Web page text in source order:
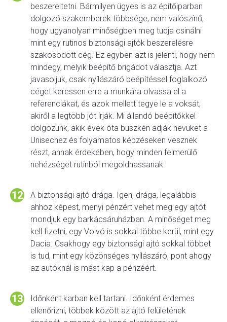
beszereltetni. Bármilyen ügyes is az építőiparban
dolgozó szakemberek többsége, nem valószínű,
hogy ugyanolyan minőségben meg tudja csinálni
mint egy rutinos biztonsági ajtók beszerelésre
szakosodott cég. Ez egyben azt is jelenti, hogy nem
mindegy, melyik beépítő brigádot választja. Azt
javasoljuk, csak nyílászáró beépítéssel foglalkozó
céget keressen erre a munkára olvassa el a
referenciákat, és azok mellett tegye le a voksát,
akiről a legtöbb jót írják. Mi állandó beépítőkkel
dolgozunk, akik évek óta büszkén adják nevüket a
Unisechez és folyamatos képzéseken vesznek
részt, annak érdekében, hogy minden felmerülő
nehézséget rutinból megoldhassanak.
A biztonsági ajtó drága. Igen, drága, legalábbis
ahhoz képest, menyi pénzért vehet meg egy ajtót
mondjuk egy barkácsáruházban. A minőséget meg
kell fizetni, egy Volvó is sokkal többe kerül, mint egy
Dacia. Csakhogy egy biztonsági ajtó sokkal többet
is tud, mint egy közönséges nyílászáró, pont ahogy
az autóknál is mást kap a pénzéért.
Időnként karban kell tartani. Időnként érdemes
ellenőrizni, többek között az ajtó felületének